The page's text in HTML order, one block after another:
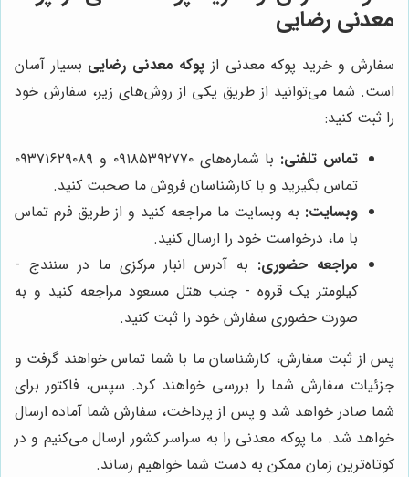
معدنی رضایی
سفارش و خرید پوکه معدنی از پوکه معدنی رضایی بسیار آسان
است. شما می‌توانید از طریق یکی از روش‌های زیر، سفارش خود
را ثبت کنید:
تماس تلفنی:
با شماره‌های ۰۹۱۸۵۳۹۲۷۷۰ و ۰۹۳۷۱۶۲۹۰۸۹
تماس بگیرید و با کارشناسان فروش ما صحبت کنید.
وبسایت: به وبسایت ما مراجعه کنید و از طریق فرم تماس
با ما، درخواست خود را ارسال کنید.
مراجعه حضوری: به آدرس انبار مرکزی ما در سنندج -
کیلومتر یک قروه - جنب هتل مسعود مراجعه کنید و به
صورت حضوری سفارش خود را ثبت کنید.
پس از ثبت سفارش، کارشناسان ما با شما تماس خواهند گرفت و
جزئیات سفارش شما را بررسی خواهند کرد. سپس، فاکتور برای
شما صادر خواهد شد و پس از پرداخت، سفارش شما آماده ارسال
خواهد شد. ما پوکه معدنی را به سراسر کشور ارسال می‌کنیم و در
کوتاه‌ترین زمان ممکن به دست شما خواهیم رساند.